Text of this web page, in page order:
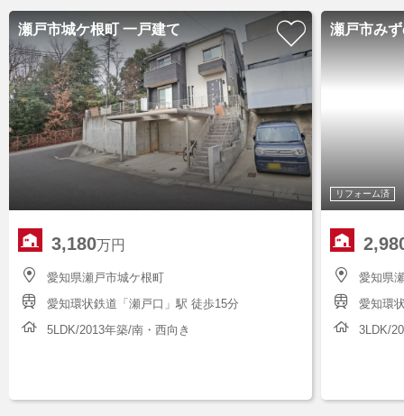
瀬戸市城ケ根町 一戸建て
3,180万円
愛知県瀬戸市城ケ根町
愛知環状鉄道「瀬戸口」駅 徒歩15分
5LDK/2013年築/南・西向き
瀬戸市み
リフォーム済
愛知県
愛知環
3LDK/